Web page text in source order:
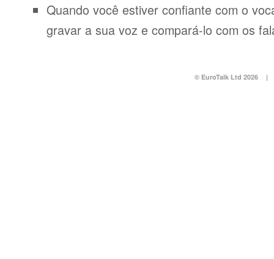
Quando você estiver confiante com o
gravar a sua voz e compará-lo com os
© EuroTalk Ltd 2026 |